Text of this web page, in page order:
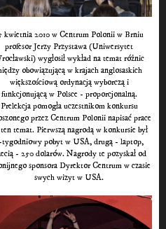
kwietnia 2010 w Centrum Polonii w Brniu
profesor Jerzy Przystawa (Uniwersytet
wygłosił wykład na temat różnic
obowiązującą w krajach anglosaskich
większościową ordynacją wyborczą i
funkcjonującą w Polsce - proporcjonalną.
Prelekcja pomogła uczestnikom konkursu
przez Centrum Polonii napisać prace
temat. Pierwszą nagrodą w konkursie był
pobyt w USA, drugą - laptop,
- 250 dolarów. Nagrody te pozyskał od
sponsora Dyrektor Centrum w czasie
swych wizyt w USA.